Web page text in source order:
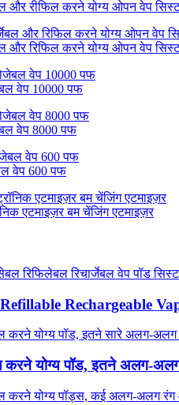
और रीफिल करने योग्य ओपन वेप
और रिफिल करने योग्य ओपन वेप
वेप 10000 पफ
वेप 8000 पफ
वेप 600 पफ
एटमाइज़र बम चेंजिंग एटमाइज़र
Rechargeable
करने योग्य पॉड, इतने अलग-अलग